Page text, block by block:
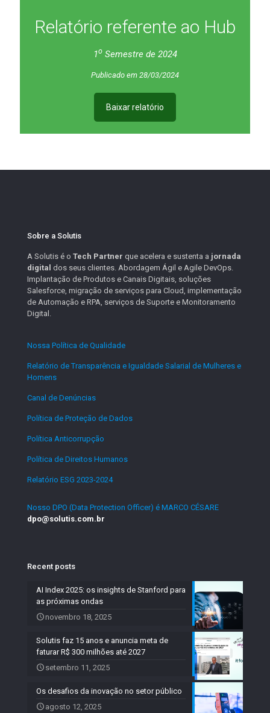
Relatório referente ao Hub
1oSemestre de 2024
Publicado em 28/03/2024
Baixar relatório
Sobre a Solutis
A Solutis é o Tech Partner que acelera e sustenta a jornada
digital dos seus clientes. Abordagem Ágil e Agile DevOps.
Implantação de Produtos e Canais Digitais, soluções
Salesforce, migração de serviços para Cloud, implementação
de Automação e RPA, serviços de Suporte e Monitoramento
Digital.
Nossa Política de Qualidade
Relatório de Transparência e Igualdade Salarial de Mulheres e
Homens
Canal de Denúncias
Política de Proteção de Dados
Política Anticorrupção
Política de Direitos Humanos
Relatório ESG 2023-2024.
Nosso DPO (Data Protection Officer) é MARCO CÉSARE
dpo@solutis.com.br
Recent posts
AI Index 2025: os insights de Stanford para
as próximas ondas
novembro 18, 2025
Solutis faz 15 anos e anuncia meta de
faturar R$ 300 milhões até 2027
setembro 11, 2025
Os desafios da inovação no setor público
agosto 12, 2025